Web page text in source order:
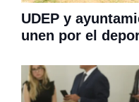
UDEP y
unen por el